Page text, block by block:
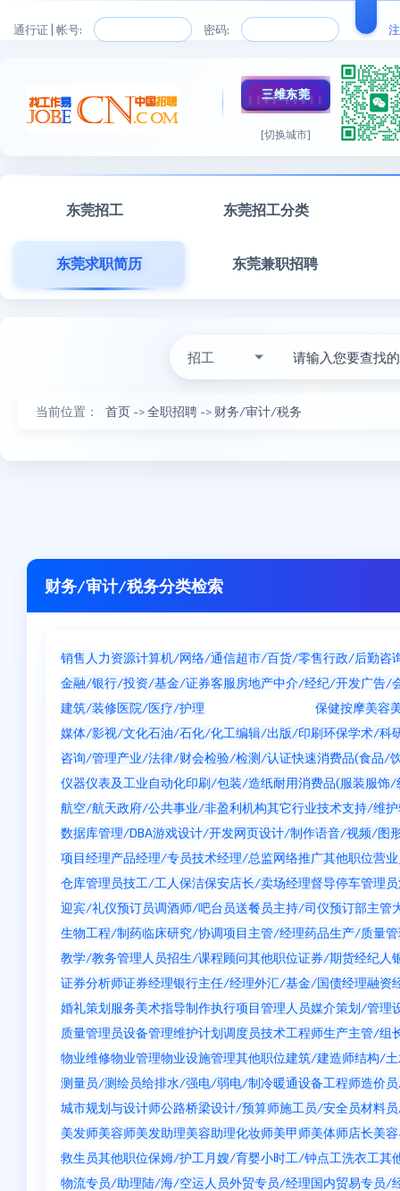
通行证 | 帐号: 密码:
三维东莞
[切换城市]
东莞招工 东莞招工分类
东莞求职简历 东莞兼职招聘
招工
当前位置： 首页 ->全职招聘 -> 财务/审计/税务
财务/审计/税务分类检索
销售 人力资源计算机/网络/通信超市/百货/零售行政/后勤咨
金融/银行/投资/基金/证券客服房地产中介/经纪/开发广告/
建筑/装修医院/医疗/护理 保健按摩美容
媒体/影视/文化石油/石化/化工编辑/出版/印刷环保学术/科
咨询/管理产业/法律/财会检验/检测/认证快速消费品(食品/
仪器仪表及工业自动化印刷/包装/造纸耐用消费品(服装服
航空/航天政府/公共事业/非盈利机构其它行业技术支持/维护
数据库管理/DBA游戏设计/开发网页设计/制作语音/视频/图
项目经理产品经理/专员技术经理/总监网络推广其他职位营
仓库管理员技工/工人保洁保安店长/卖场经理督导停车管理员
迎宾/礼仪预订员调酒师/吧台员送餐员主持/司仪预订部主管
生物工程/制药临床研究/协调项目主管/经理药品生产/质量
教学/教务管理人员招生/课程顾问其他职位证券/期货经纪人
证券分析师证券经理银行主任/经理外汇/基金/国债经理融资
婚礼策划服务美术指导制作执行项目管理人员媒介策划/管理
质量管理员设备管理维护计划调度员技术工程师生产主管/组
物业维修物业管理物业设施管理其他职位建筑/建造师结构/土
测量员/测绘员给排水/强电/弱电/制冷暖通设备工程师造价
城市规划与设计师公路桥梁设计/预算师施工员/安全员材料
美发师美容师美发助理美容助理化妆师美甲师美体师店长美
救生员其他职位保姆/护工 月嫂/育婴小时工/钟点工洗衣工其
物流专员/助理陆/海/空运人员外贸专员/经理国内贸易专员/